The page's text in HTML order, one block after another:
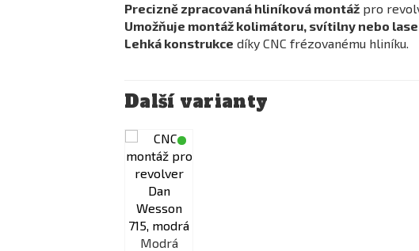
Precizně zpracovaná hliníková montáž pro
Umožňuje montáž kolimátoru, svítilny nebo
Lehká konstrukce díky CNC frézovanému hliníku.
Další varianty
Modrá